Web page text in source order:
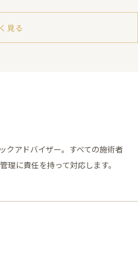
見る
クアドバイザー。すべての施術者
理に責任を持って対応します。